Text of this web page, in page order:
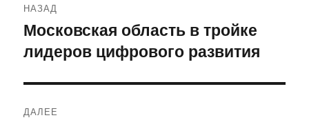
по
записям
НАЗАД
Предыдущая
запись:
Московская область в тройке
лидеров цифрового развития
ДАЛЕЕ